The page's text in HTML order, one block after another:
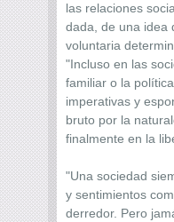
las relaciones
dada, de una idea
voluntaria
"Incluso en las
familiar o la
imperativas y
bruto por la
finalmente en la
"Una sociedad
y sentimientos
derredor. Pero